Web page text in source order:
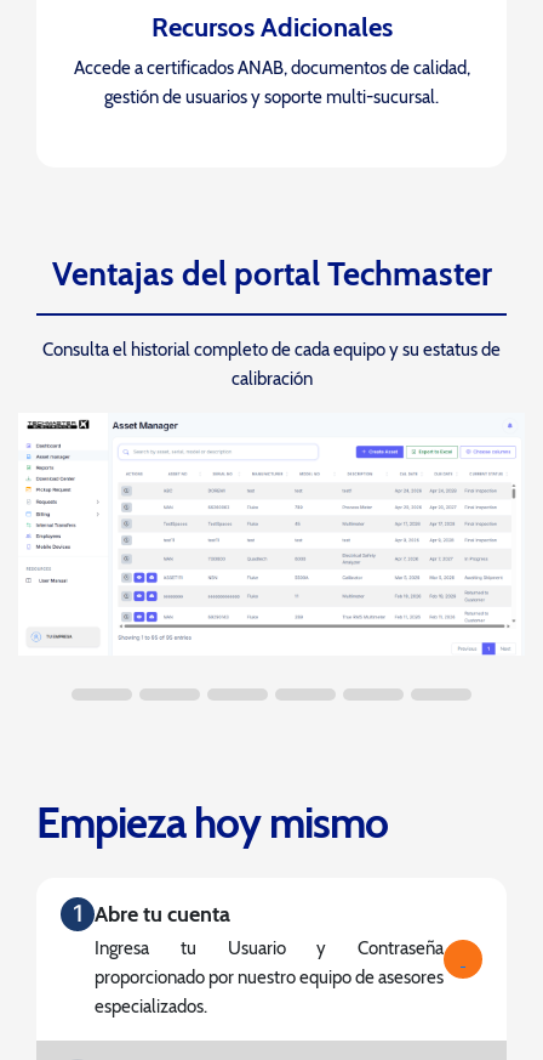
Recursos Adicionales
Accede a certificados ANAB, documentos de calidad,
gestión de usuarios y soporte multi-sucursal.
Ventajas del portal Techmaster
Consulta el historial completo de cada equipo y su estatus de
calibración
Empieza hoy mismo
1 Abre tu cuenta
Ingresa tu Usuario y Contraseña
proporcionado por nuestro equipo de asesores
especializados.